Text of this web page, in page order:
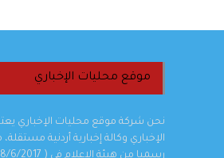
موقع محليات الإخباري
نحن شركة موقع محليات الإخباري
الإخباري وكالة إخبارية أردنية